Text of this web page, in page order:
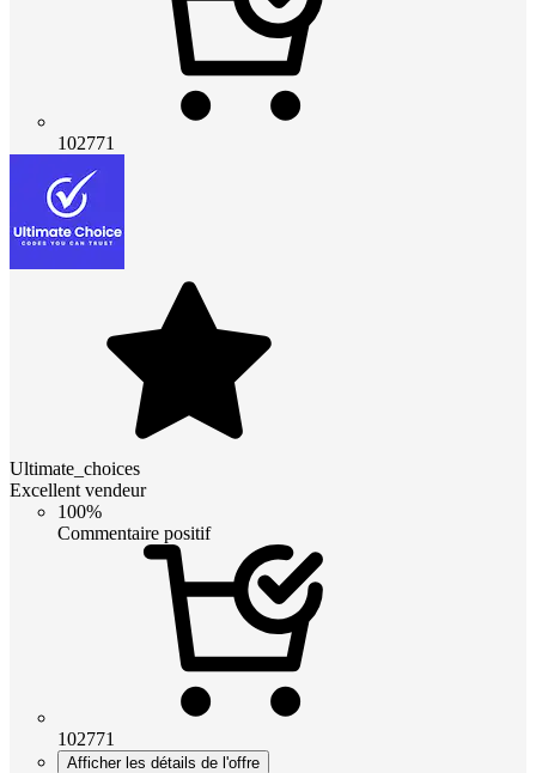
102771
Ultimate_choices
Excellent vendeur
100%
Commentaire positif
102771
Afficher les détails de l'offre